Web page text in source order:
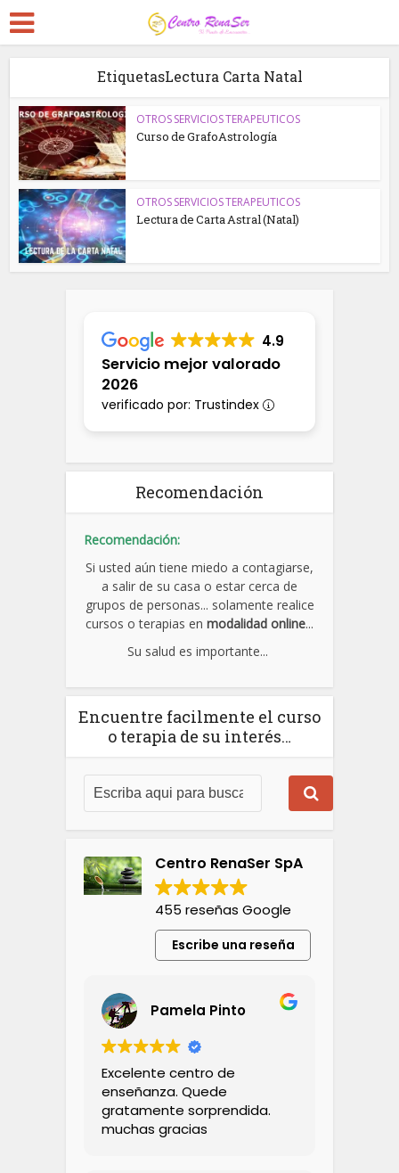
EtiquetasLectura Carta Natal
OTROS SERVICIOS TERAPEUTICOS
Curso de GrafoAstrología
OTROS SERVICIOS TERAPEUTICOS
Lectura de Carta Astral (Natal)
4.9
Servicio mejor valorado
2026
verificado por: Trustindex
Recomendación
Recomendación:
Si usted aún tiene miedo a contagiarse,
a salir de su casa o estar cerca de
grupos de personas... solamente realice
cursos o terapias en modalidad online...
Su salud es importante...
Encuentre facilmente el curso
o terapia de su interés…
Centro RenaSer SpA
455 reseñas Google
Escribe una reseña
Pamela Pinto
Excelente centro de
enseñanza. Quede
gratamente sorprendida.
muchas gracias